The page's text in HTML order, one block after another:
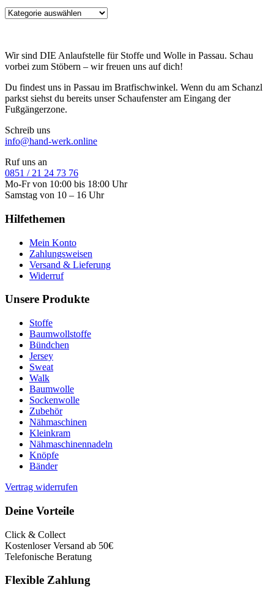
Wir sind DIE Anlaufstelle für Stoffe und Wolle in Passau. Schau
vorbei zum Stöbern – wir freuen uns auf dich!
Du findest uns in Passau im Bratfischwinkel. Wenn du am Schanzl
parkst siehst du bereits unser Schaufenster am Eingang der
Fußgängerzone.
Schreib uns
info@hand-werk.online
Ruf uns an
0851 / 21 24 73 76
Mo-Fr von 10:00 bis 18:00 Uhr
Samstag von 10 – 16 Uhr
Hilfethemen
Mein Konto
Zahlungsweisen
Versand & Lieferung
Widerruf
Unsere Produkte
Stoffe
Baumwollstoffe
Bündchen
Jersey
Sweat
Walk
Baumwolle
Sockenwolle
Zubehör
Nähmaschinen
Kleinkram
Nähmaschinennadeln
Knöpfe
Bänder
Vertrag widerrufen
Deine Vorteile
Click & Collect
Kostenloser Versand ab 50€
Telefonische Beratung
Flexible Zahlung